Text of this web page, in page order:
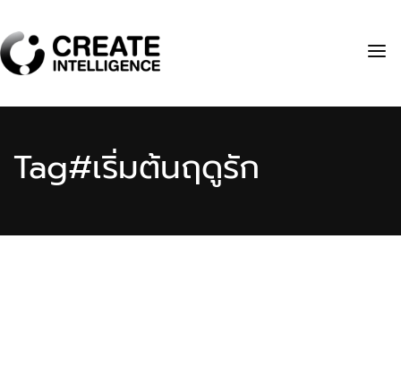
Tag#เริ่มต้นฤดูรัก